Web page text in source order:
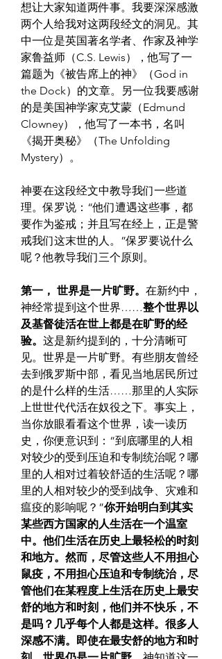
想让大家知道两件事。我要深深感激
两个人给我对这两段经文的洞见。其
中一位是英国著名学者、作家及神学
家鲁益师（C.S. Lewis），他写了一
篇题为《被告席上的神》（God in
the Dock）的文章。另一位我要感谢
的是美国神学家克艾蒙（Edmund
Clowney），他写了一本书，名叫
《揭开奥秘》（The Unfolding
Mystery）。
神要在这段经文中教导我们一些道
理。保罗说：“他们遭遇这些事，都
要作为鉴戒；并且写在经上，正是警
戒我们这末世的人。”保罗要说什么
呢？他教导我们三个原则。
第一， 世界是一片旷野。 在新约中，
神经常提到这个世界……整个世界以
及基督徒活在世上都是在旷野的经
验。 这是新约提到的，十分清晰可
见。世界是一片旷野。有些朋友曾经
去到俄罗斯中部，看见当地居民所过
的是什么样的生活……那里的人实际
上世世代代活在奴役之下。事实上，
当你放眼看看这个世界，读一读历
史，你便意识到：“到底哪里的人相
对较少的受到压迫和专制统治呢？哪
里的人相对过着较舒适的生活呢？哪
里的人相对较少的受到战争、灾难和
瘟疫的影响呢？”你开始明白到其实
某些西方国家的人生活在一个温室
中。他们生活在历史上最轻松的时刻
和地方。然而，尽管这些人不用担心
鼠疫，不用担心压迫和专制统治，尽
管他们在某程度上生活在历史上最安
舒的地方和时刻，他们并不快乐，不
是吗？几乎每个人都是这样。很多人
深感不满。即使在最安舒的地方和时